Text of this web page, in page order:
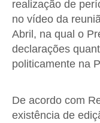
realização de
no vídeo da
Abril, na qual o
declarações
politicamente na
De acordo com
existência de